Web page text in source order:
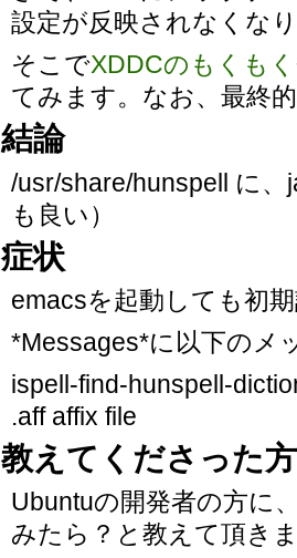
設定が反映されなくな
そこでXDDCのもくも
てみます。なお、最終
結論
/usr/share/hunspell に、
も良い）
症状
emacsを起動しても初
*Messages*に以下のメ
ispell-find-hunspell-
.aff affix file
教えてくださった
Ubuntuの開発者の方に
みたら？と教えて頂き